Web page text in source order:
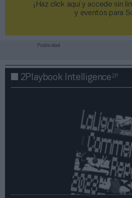
¡Haz click aquí y accede sin
y eventos para
Publicidad
2Playbook Intelligence2P